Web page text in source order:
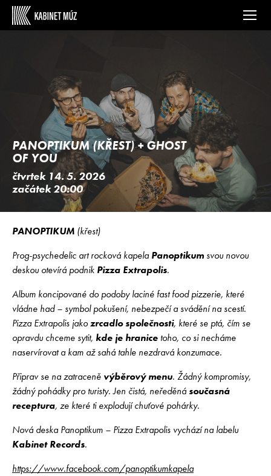
PANOPTIKUM (KŘEST) + GHOST
OF YOU
čtvrtek 14. 5. 2026
začátek 20:00
PANOPTIKUM (křest)
Prog-psychedelic art rocková kapelaPanoptikum svou novou
deskou otevírá podnik Pizza Extrapolis.
Album koncipované do podoby laciné fast food pizzerie, které
vládne had – symbol pokušení, nebezpečí a svádění na scestí.
Pizza Extrapolis jakozrcadlo společnosti, které se ptá, čím se
opravdu chceme sytit, kde je hranice toho, co si necháme
naservírovat a kam až sahá tahle nezdravá konzumace.
Připrav se na zatraceně výběrový menu. Žádný kompromisy,
žádný pohádky pro turisty. Jen čistá, neředěnásoučasná
receptura, ze které ti explodují chuťové pohárky.
Nová deska Panoptikum – Pizza Extrapolis vychází na labelu
Kabinet Records.
https://www.facebook.com/panoptikumkapela